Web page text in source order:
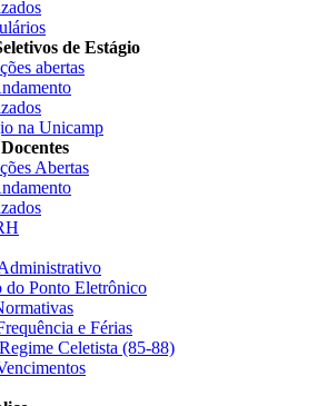
de Estágio
abertas
na Unicamp
Abertas
do Ponto Eletrônico
e Férias
Celetista (85-88)